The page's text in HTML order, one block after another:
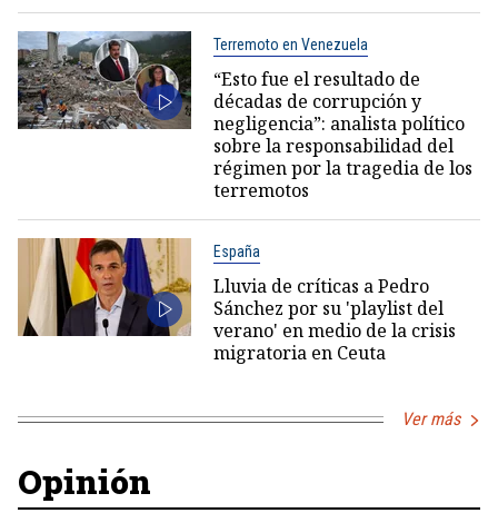
Terremoto en Venezuela
“Esto fue el resultado de
décadas de corrupción y
negligencia”: analista político
sobre la responsabilidad del
régimen por la tragedia de los
terremotos
España
Lluvia de críticas a Pedro
Sánchez por su 'playlist del
verano' en medio de la crisis
migratoria en Ceuta
Ver más
Opinión